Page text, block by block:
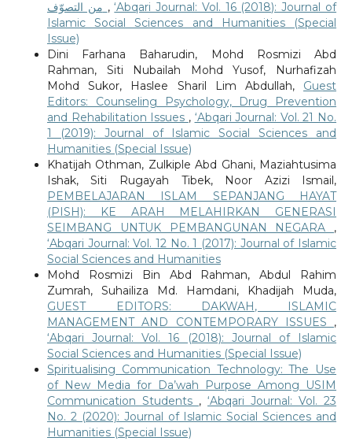
,‘Abqari Journal: Vol. 16 (2018): Journal of
Islamic Social Sciences and Humanities (Special
Issue)
Dini Farhana Baharudin, Mohd Rosmizi Abd
Rahman, Siti Nubailah Mohd Yusof, Nurhafizah
Mohd Sukor, Haslee Sharil Lim Abdullah, Guest
Editors: Counseling Psychology, Drug Prevention
and Rehabilitation Issues , ‘Abqari Journal: Vol. 21 No.
1 (2019): Journal of Islamic Social Sciences and
Humanities (Special Issue)
Khatijah Othman, Zulkiple Abd Ghani, Maziahtusima
Ishak, Siti Rugayah Tibek, Noor Azizi Ismail,
PEMBELAJARAN ISLAM SEPANJANG HAYAT
(PISH): KE ARAH MELAHIRKAN GENERASI
SEIMBANG UNTUK PEMBANGUNAN NEGARA ,
‘Abqari Journal: Vol. 12 No. 1 (2017): Journal of Islamic
Social Sciences and Humanities
Mohd Rosmizi Bin Abd Rahman, Abdul Rahim
Zumrah, Suhailiza Md. Hamdani, Khadijah Muda,
GUEST EDITORS: DAKWAH, ISLAMIC
MANAGEMENT AND CONTEMPORARY ISSUES ,
‘Abqari Journal: Vol. 16 (2018): Journal of Islamic
Social Sciences and Humanities (Special Issue)
Spiritualising Communication Technology: The Use
of New Media for Da’wah Purpose Among USIM
Communication Students ,‘Abqari Journal: Vol. 23
No. 2 (2020): Journal of Islamic Social Sciences and
Humanities (Special Issue)